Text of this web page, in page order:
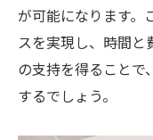
が可能になります。
スを実現し、時間と
の支持を得ることで
するでしょう。